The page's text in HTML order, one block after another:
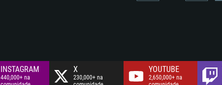
INSTAGRAM
440,000+ na
X
230,000+ na
YOUTUBE
2,650,000+ na